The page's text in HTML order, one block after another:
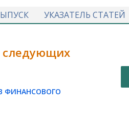
УКАЗАТЕЛЬ СТАТЕЙ
следующих
ФИНАНСОВОГО